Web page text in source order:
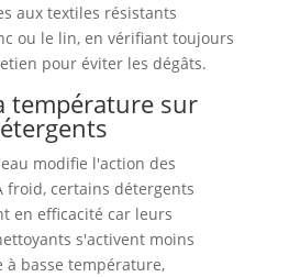
aux textiles résistants
ou le lin, en vérifiant toujours
pour éviter les dégâts.
température sur
modifie l'action des
froid, certains détergents
en efficacité car leurs
s'activent moins
à basse température,